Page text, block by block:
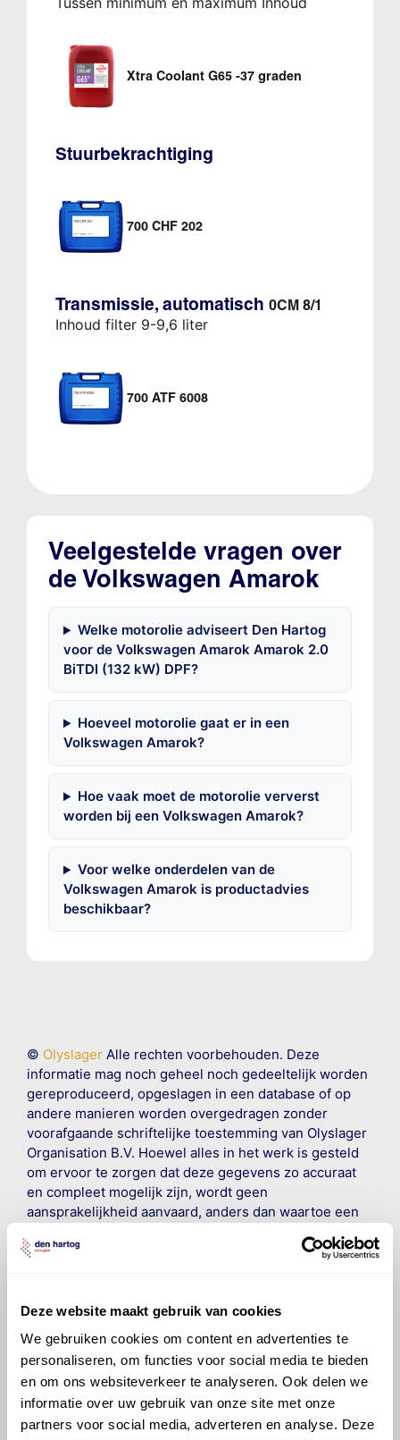
Deze website maakt gebruik van cookies
We gebruiken cookies om content en advertenties te
personaliseren, om functies voor social media te bieden
en om ons websiteverkeer te analyseren. Ook delen we
informatie over uw gebruik van onze site met onze
partners voor social media, adverteren en analyse. Deze
Xtra Coolant G65 -37 graden
Stuurbekrachtiging
700 CHF 202
Transmissie, automatisch 0CM 8/1
Inhoud filter 9-9,6 liter
700 ATF 6008
Veelgestelde vragen over
de Volkswagen Amarok
Welke motorolie adviseert Den Hartog
voor de Volkswagen Amarok Amarok 2.0
BiTDI (132 kW) DPF?
Hoeveel motorolie gaat er in een
Volkswagen Amarok?
Hoe vaak moet de motorolie ververst
worden bij een Volkswagen Amarok?
Voor welke onderdelen van de
Volkswagen Amarok is productadvies
beschikbaar?
© OlyslagerAlle rechten voorbehouden. Deze
informatie mag noch geheel noch gedeeltelijk worden
gereproduceerd, opgeslagen in een database of op
andere manieren worden overgedragen zonder
voorafgaande schriftelijke toestemming van Olyslager
Organisation B.V. Hoewel alles in het werk is gesteld
om ervoor te zorgen dat deze gegevens zo accuraat
en compleet mogelijk zijn, wordt geen
aansprakelijkheid aanvaard, anders dan waartoe een
veroorzaakt door fouten of omissies in de verstrekte
hij/zij de ervaring, de kennis en het vermogen heeft
om de vereiste onderhoudswerkzaamheden op een
veilige en verantwoorde manier uit te voeren. Hij/zij
vrijwaart en indemniseert de uitgever enDen Hartog
Energiesvoor enig verlies, letsel, claim en schade
veroorzaakt door een onjuiste interpretatie of een
onjuist gebruik van de gepubliceerde gegevens.